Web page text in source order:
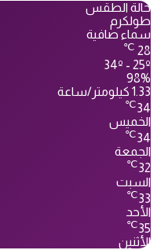
حالة الطقس
طولكرم
سماء صافية
28
℃
34º - 25º
98%
1.33 كيلومتر/ساعة
34
℃
الخميس
34
℃
الجمعة
32
℃
السبت
33
℃
الأحد
35
℃
الأثنين